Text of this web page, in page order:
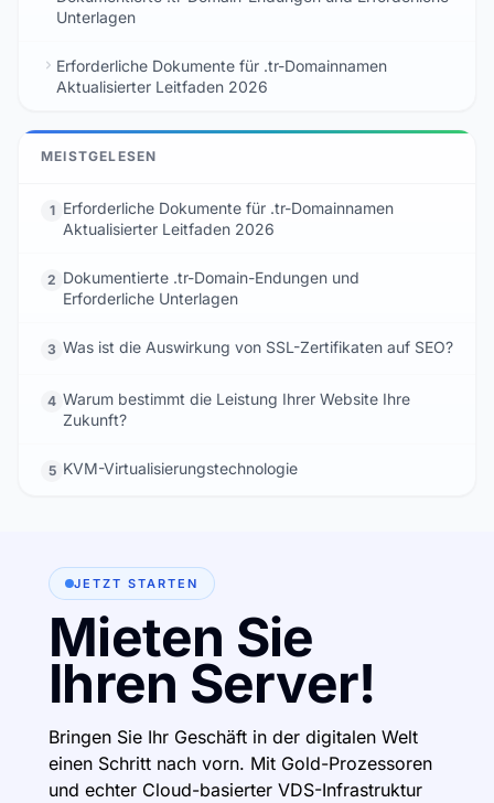
Unterlagen
Erforderliche Dokumente für .tr-Domainnamen
Aktualisierter Leitfaden 2026
MEISTGELESEN
1 Erforderliche Dokumente für .tr-Domainnamen
Aktualisierter Leitfaden 2026
2 Dokumentierte .tr-Domain-Endungen und
Erforderliche Unterlagen
3 Was ist die Auswirkung von SSL-Zertifikaten auf SEO?
4 Warum bestimmt die Leistung Ihrer Website Ihre
Zukunft?
5 KVM-Virtualisierungstechnologie
JETZT STARTEN
Mieten Sie
Ihren Server!
Bringen Sie Ihr Geschäft in der digitalen Welt
einen Schritt nach vorn. Mit Gold-Prozessoren
und echter Cloud-basierter VDS-Infrastruktur